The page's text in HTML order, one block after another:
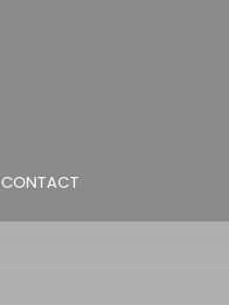
CONTACT